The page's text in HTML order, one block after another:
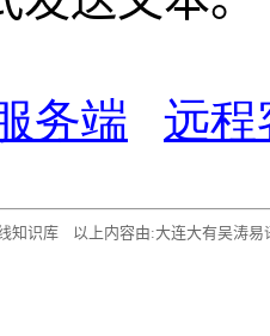
务端 远程
知识库 以上内容由:大连大有吴涛易